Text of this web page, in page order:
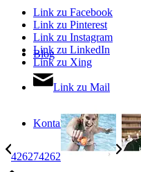
Blog
Kontakt
Link zu Facebook
Link zu Pinterest
Link zu Instagram
Link zu LinkedIn
Link zu Xing
Link zu Mail
426274262